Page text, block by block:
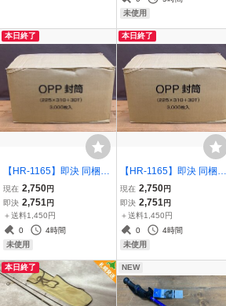
取可【千円市場】
未使用
本日終了
【HR-1165】即決 同梱不
可 未使用 大量セット OP
P クリア袋 A4 テープ付
封筒 3000枚まとめ 225x3
10 事務 梱包資材 東京引
取可【千円市場】
現在 2,750円
即決 2,751 円
＋送料1,450円
0
4時間
未使用
本日終了
【HR-1165】即決 同梱不
可 未使用 大量セット OP
P クリア袋 A4 テープ付
封筒 3000枚まとめ 225x3
10 事務 梱包資材 東京引
取可【千円市場】
現在 2,750円
即決 2,751 円
＋送料1,450円
0
4時間
未使用
本日終了 NEW